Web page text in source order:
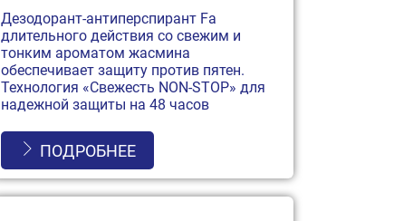
Дезодорант-антиперспирант Fa
длительного действия со свежим и
тонким ароматом жасмина
обеспечивает защиту против пятен.
Технология «Свежесть NON-STOP» для
надежной защиты на 48 часов
ПОДРОБНЕЕ